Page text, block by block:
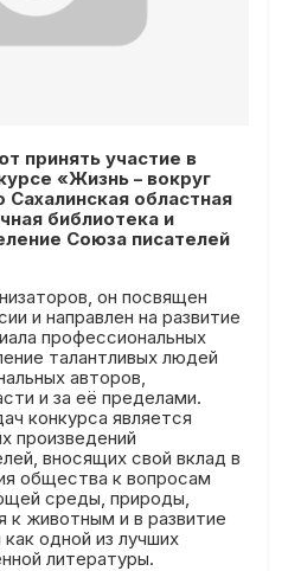
принять участие в
«Жизнь – вокруг
Сахалинская областная
библиотека и
Союза писателей
он посвящен
и направлен на развитие
профессиональных
талантливых людей
авторов,
и за её пределами.
конкурса является
произведений
вносящих свой вклад в
общества к вопросам
среды, природы,
к животным и в развитие
одной из лучших
литературы.